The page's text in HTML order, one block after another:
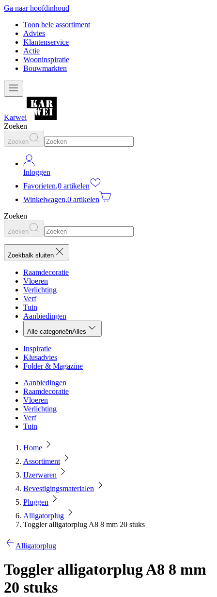
Ga naar hoofdinhoud
Toon hele assortiment
Advies
Klantenservice
Actie
Wooninspiratie
Bouwmarkten
Karwei
Zoeken
Zoeken
Inloggen
Favorieten,0 artikelen
Winkelwagen,0 artikelen
Zoeken
Zoeken
Zoekbalk sluiten
Raamdecoratie
Vloeren
Verlichting
Verf
Tuin
Aanbiedingen
Alle categorieënAlles
Inspiratie
Klusadvies
Folder & Magazine
Aanbiedingen
Raamdecoratie
Vloeren
Verlichting
Verf
Tuin
Home
Assortiment
IJzerwaren
Bevestigingsmaterialen
Pluggen
Alligatorplug
Toggler alligatorplug A8 8 mm 20 stuks
Alligatorplug
Toggler alligatorplug A8 8 mm
20 stuks